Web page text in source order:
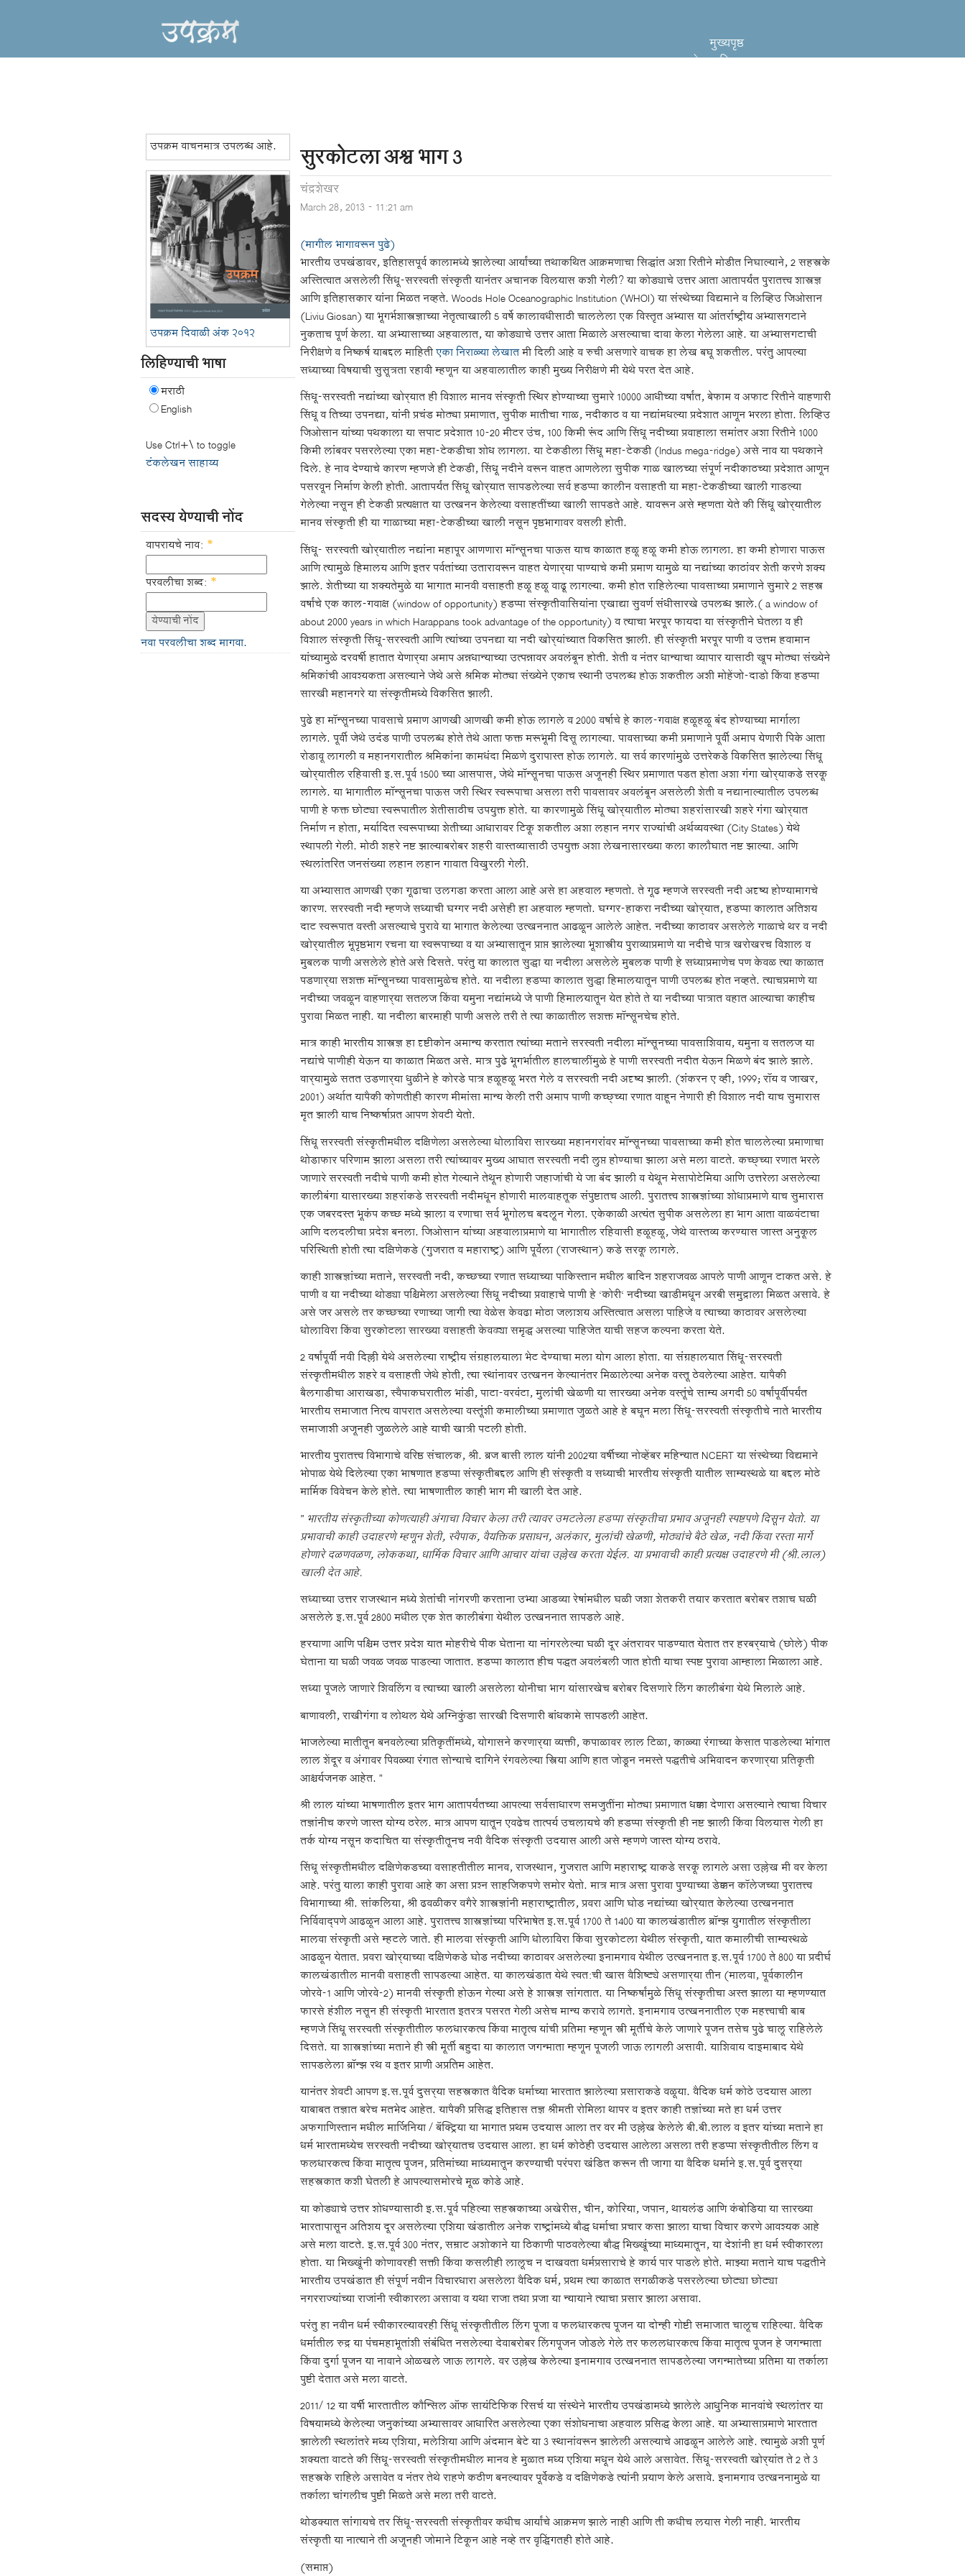
मुख्यपृष्ठ
लेखमालिका
उपक्रम वाचनमात्र उपलब्ध आहे.
उपक्रम दिवाळी अंक २०१२
लिहिण्याची भाषा
मराठी
English
Use Ctrl+\ to toggle
टंकलेखन साहाय्य
सदस्य येण्याची नोंद
वापरायचे नाव: *
परवलीचा शब्द: *
नवा परवलीचा शब्द मागवा.
सुरकोटला अश्व भाग 3
चंद्रशेखर
March 28, 2013 - 11:21 am
(मागील भागावरून पुढे)
भारतीय उपखंडावर, इतिहासपूर्व कालामध्ये झालेल्या आर्यांच्या तथाकथित आक्रमणाचा सिद्धांत अशा रितीने मोडीत निघाल्याने, 2 सहस्त्रके
अस्तित्वात असलेली सिंधू-सरस्वती संस्कृती यानंतर अचानक विलयास कशी गेली? या कोड्याचे उत्तर आता आतापर्यंत पुरातत्त्व शास्त्रज्ञ
आणि इतिहासकार यांना मिळत नव्हते. Woods Hole Oceanographic Institution (WHOI) या संस्थेच्या विद्यमाने व लिव्हिउ जिओसान
(Liviu Giosan) या भूगर्भशास्त्रज्ञाच्या नेतृत्वाखाली 5 वर्षे कालावधीसाठी चाललेला एक विस्तृत अभ्यास या आंतर्राष्ट्रीय अभ्यासगटाने
नुकताच पूर्ण केला. या अभ्यासाच्या अहवालात, या कोड्याचे उत्तर आता मिळाले असल्याचा दावा केला गेलेला आहे. या अभ्यासगटाची
निरीक्षणे व निष्कर्ष याबद्दल माहितीएका निराळ्या लेखातमी दिली आहे व रुची असणारे वाचक हा लेख बघू शकतील. परंतु आपल्या
सध्याच्या विषयाची सुसूत्रता रहावी म्हणून या अहवालातील काही मुख्य निरीक्षणे मी येथे परत देत आहे.
सिंधू-सरस्वती नद्यांच्या खोर्‍यात ही विशाल मानव संस्कृती स्थिर होण्याच्या सुमारे 10000 आधीच्या वर्षांत, बेफाम व अफाट रितीने वाहणारी
सिंधू व तिच्या उपनद्या, यांनी प्रचंड मोठ्या प्रमाणात, सुपीक मातीचा गाळ, नदीकाठ व या नद्यांमधल्या प्रदेशात आणून भरला होता. लिव्हिउ
जिओसान यांच्या पथकाला या सपाट प्रदेशात 10-20 मीटर उंच, 100 किमी रूंद आणि सिंधू नदीच्या प्रवाहाला समांतर अशा रितीने 1000
किमी लांबवर पसरलेल्या एका महा-टेकडीचा शोध लागला. या टेकडीला सिंधू महा-टेकडी (Indus mega-ridge) असे नाव या पथकाने
दिले. हे नाव देण्याचे कारण म्हणजे ही टेकडी, सिंधू नदीने वरून वाहत आणलेला सुपीक गाळ खालच्या संपूर्ण नदीकाठच्या प्रदेशात आणून
पसरवून निर्माण केली होती. आतापर्यंत सिंधू खोर्‍यात सापडलेल्या सर्व हडप्पा कालीन वसाहती या महा-टेकडीच्या खाली गाडल्या
गेलेल्या नसून ही टेकडी प्रत्यक्षात या उत्खनन केलेल्या वसाहतींच्या खाली सापडते आहे. यावरून असे म्हणता येते की सिंधू खोर्‍यातील
मानव संस्कृती ही या गाळाच्या महा-टेकडीच्या खाली नसून पृष्ठभागावर वसली होती.
सिंधू- सरस्वती खोर्‍यातील नद्यांना महापूर आणणारा मॉन्सूनचा पाऊस याच काळात हळू हळू कमी होऊ लागला. हा कमी होणारा पाऊस
आणि त्यामुळे हिमालय आणि इतर पर्वतांच्या उतारावरून वाहत येणार्‍या पाण्याचे कमी प्रमाण यामुळे या नद्यांच्या काठांवर शेती करणे शक्य
झाले. शेतीच्या या शक्यतेमुळे या भागात मानवी वसाहती हळू हळू वाढू लागल्या. कमी होत राहिलेल्या पावसाच्या प्रमाणाने सुमारे 2 सहस्त्र
वर्षांचे एक काल-गवाक्ष (window of opportunity) हडप्पा संस्कृतीवासियांना एखाद्या सुवर्ण संधीसारखे उपलब्ध झाले.( a window of
about 2000 years in which Harappans took advantage of the opportunity) व त्याचा भरपूर फायदा या संस्कृतीने घेतला व ही
विशाल संस्कृती सिंधू-सरस्वती आणि त्यांच्या उपनद्या या नदी खोर्‍यांच्यात विकसित झाली. ही संस्कृती भरपूर पाणी व उत्तम हवामान
यांच्यामुळे दरवर्षी हातात येणार्‍या अमाप अन्नधान्याच्या उत्पन्नावर अवलंबून होती. शेती व नंतर धान्याचा व्यापार यासाठी खूप मोठ्या संख्येने
श्रमिकांची आवश्यकता असल्याने जेथे असे श्रमिक मोठ्या संख्येने एकाच स्थानी उपलब्ध होऊ शकतील अशी मोहेंजो-दाडो किंवा हडप्पा
सारखी महानगरे या संस्कृतीमध्ये विकसित झाली.
पुढे हा मॉन्सूनच्या पावसाचे प्रमाण आणखी आणखी कमी होऊ लागले व 2000 वर्षाचे हे काल-गवाक्ष हळूहळू बंद होण्याच्या मार्गाला
लागले. पूर्वी जेथे उदंड पाणी उपलब्ध होते तेथे आता फक्त मरूभूमी दिसू लागल्या. पावसाच्या कमी प्रमाणाने पूर्वी अमाप येणारी पिके आता
रोडावू लागली व महानगरातील श्रमिकांना कामधंदा मिळणे दुरापास्त होऊ लागले. या सर्व कारणांमुळे उत्तरेकडे विकसित झालेल्या सिंधू
खोर्‍यातील रहिवासी इ.स.पूर्व 1500 च्या आसपास, जेथे मॉन्सूनचा पाऊस अजूनही स्थिर प्रमाणात पडत होता अशा गंगा खोर्‍याकडे सरकू
लागले. या भागातील मॉन्सूनचा पाऊस जरी स्थिर स्वरूपाचा असला तरी पावसावर अवलंबून असलेली शेती व नद्यानाल्यातील उपलब्ध
पाणी हे फक्त छोट्या स्वरूपातील शेतीसाठीच उपयुक्त होते. या कारणामुळे सिंधू खोर्‍यातील मोठ्या शहरांसारखी शहरे गंगा खोर्‍यात
निर्माण न होता, मर्यादित स्वरूपाच्या शेतीच्या आधारावर टिकू शकतील अशा लहान नगर राज्यांची अर्थव्यवस्था (City States) येथे
स्थापली गेली. मोठी शहरे नष्ट झाल्याबरोबर शहरी वास्तव्यासाठी उपयुक्त अशा लेखनासारख्या कला कालौघात नष्ट झाल्या. आणि
स्थलांतरित जनसंख्या लहान लहान गावात विखुरली गेली.
या अभ्यासात आणखी एका गूढाचा उलगडा करता आला आहे असे हा अहवाल म्हणतो. ते गूढ म्हणजे सरस्वती नदी अदृष्य होण्यामागचे
कारण. सरस्वती नदी म्हणजे सध्याची घग्गर नदी असेही हा अहवाल म्हणतो. घग्गर-हाकरा नदीच्या खोर्‍यात, हडप्पा कालात अतिशय
दाट स्वरूपात वस्ती असल्याचे पुरावे या भागात केलेल्या उत्खननात आढळून आलेले आहेत. नदीच्या काठावर असलेले गाळाचे थर व नदी
खोर्‍यातील भूपृष्ठभाग रचना या स्वरूपाच्या व या अभ्यासातून प्राप्त झालेल्या भूशास्त्रीय पुराव्याप्रमाणे या नदीचे पात्र खरोखरच विशाल व
मुबलक पाणी असलेले होते असे दिसते. परंतु या कालात सुद्धा या नदीला असलेले मुबलक पाणी हे सध्याप्रमाणेच पण केवळ त्या काळात
पडणार्‍या सशक्त मॉन्सूनच्या पावसामुळेच होते. या नदीला हडप्पा कालात सुद्धा हिमालयातून पाणी उपलब्ध होत नव्हते. त्याचप्रमाणे या
नदीच्या जवळून वाहणार्‍या सतलज किंवा यमुना नद्यांमध्ये जे पाणी हिमालयातून येत होते ते या नदीच्या पात्रात वहात आल्याचा काहीच
पुरावा मिळत नाही. या नदीला बारमाही पाणी असले तरी ते त्या काळातील सशक्त मॉन्सूनचेच होते.
मात्र काही भारतीय शास्त्रज्ञ हा दृष्टीकोन अमान्य करतात त्यांच्या मताने सरस्वती नदीला मॉन्सूनच्या पावसाशिवाय, यमुना व सतलज या
नद्यांचे पाणीही येऊन या काळात मिळत असे. मात्र पुढे भूगर्भातील हालचालींमुळे हे पाणी सरस्वती नदीत येऊन मिळणे बंद झाले झाले.
वार्‍यामुळे सतत उडणार्‍या धुळीने हे कोरडे पात्र हळूहळू भरत गेले व सरस्वती नदी अदृष्य झाली. (शंकरन ए व्ही, 1999; रॉय व जाखर,
2001) अर्थात यापैकी कोणतीही कारण मीमांसा मान्य केली तरी अमाप पाणी कच्छ्च्या रणात वाहून नेणारी ही विशाल नदी याच सुमारास
मृत झाली याच निष्कर्षाप्रत आपण शेवटी येतो.
सिंधू सरस्वती संस्कृतीमधील दक्षिणेला असलेल्या धोलाविरा सारख्या महानगरांवर मॉन्सूनच्या पावसाच्या कमी होत चाललेल्या प्रमाणाचा
थोडाफार परिणाम झाला असला तरी त्यांच्यावर मुख्य आघात सरस्वती नदी लुप्त होण्याचा झाला असे मला वाटते. कच्छ्च्या रणात भरले
जाणारे सरस्वती नदीचे पाणी कमी होत गेल्याने तेथून होणारी जहाजांची ये जा बंद झाली व येथून मेसापोटेमिया आणि उत्तरेला असलेल्या
कालीबंगा यासारख्या शहरांकडे सरस्वती नदीमधून होणारी मालवाहतूक संपुष्टातच आली. पुरातत्त्व शास्त्रज्ञांच्या शोधाप्रमाणे याच सुमारास
एक जबरदस्त भूकंप कच्छ मध्ये झाला व रणाचा सर्व भूगोलच बदलून गेला. एकेकाळी अत्यंत सुपीक असलेला हा भाग आता वाळवंटाचा
आणि दलदलीचा प्रदेश बनला. जिओसान यांच्या अहवालाप्रमाणे या भागातील रहिवासी हळूहळू, जेथे वास्तव्य करण्यास जास्त अनुकूल
परिस्थिती होती त्या दक्षिणेकडे (गुजरात व महाराष्ट्र) आणि पूर्वेला (राजस्थान) कडे सरकू लागले.
काही शास्त्रज्ञांच्या मताने, सरस्वती नदी, कच्छच्या रणात सध्याच्या पाकिस्तान मधील बादिन शहराजवळ आपले पाणी आणून टाकत असे. हे
पाणी व या नदीच्या थोड्या पश्चिमेला असलेल्या सिंधू नदीच्या प्रवाहाचे पाणी हे ‘कोरी‘ नदीच्या खाडीमधून अरबी समुद्राला मिळत असावे. हे
असे जर असले तर कच्छच्या रणाच्या जागी त्या वेळेस केवढा मोठा जलाशय अस्तित्वात असला पाहिजे व त्याच्या काठावर असलेल्या
धोलाविरा किंवा सुरकोटला सारख्या वसाहती केवढ्या समृद्ध असल्या पाहिजेत याची सहज कल्पना करता येते.
2 वर्षांपूर्वी नवी दिल्ली येथे असलेल्या राष्ट्रीय संग्रहालयाला भेट देण्याचा मला योग आला होता. या संग्रहालयात सिंधू-सरस्वती
संस्कृतीमधील शहरे व वसाहती जेथे होती, त्या स्थांनावर उत्खनन केल्यानंतर मिळालेल्या अनेक वस्तू ठेवलेल्या आहेत. यापैकी
बैलगाडीचा आराखडा, स्वैपाकघरातील भांडी, पाटा-वरवंटा, मुलांची खेळणी या सारख्या अनेक वस्तूंचे साम्य अगदी 50 वर्षांपूर्वीपर्यंत
भारतीय समाजात नित्य वापरात असलेल्या वस्तूंशी कमालीच्या प्रमाणात जुळते आहे हे बघून मला सिंधू-सरस्वती संस्कृतीचे नाते भारतीय
समाजाशी अजूनही जुळलेले आहे याची खात्री पटली होती.
भारतीय पुरातत्त्व विभागाचे वरिष्ठ संचालक, श्री. ब्रज बासी लाल यांनी 2002या वर्षीच्या नोव्हेंबर महिन्यात NCERT या संस्थेच्या विद्यमाने
भोपाळ येथे दिलेल्या एका भाषणात हडप्पा संस्कृतीबद्दल आणि ही संस्कृती व सध्याची भारतीय संस्कृती यातील साम्यस्थळे या बद्दल मोठे
मार्मिक विवेचन केले होते. त्या भाषणातील काही भाग मी खाली देत आहे.
” भारतीय संस्कृतीच्या कोणत्याही अंगाचा विचार केला तरी त्यावर उमटलेला हडप्पा संस्कृतीचा प्रभाव अजूनही स्पष्टपणे दिसून येतो. या
प्रभावाची काही उदाहरणे म्हणून शेती, स्वैपाक, वैयक्तिक प्रसाधन, अलंकार, मुलांची खेळणी, मोठ्यांचे बैठे खेळ, नदी किंवा रस्ता मार्गे
होणारे दळणवळण, लोककथा, धार्मिक विचार आणि आचार यांचा उल्लेख करता येईल. या प्रभावाची काही प्रत्यक्ष उदाहरणे मी (श्री.लाल)
खाली देत आहे.
सध्याच्या उत्तर राजस्थान मध्ये शेतांची नांगरणी करताना उभ्या आडव्या रेषांमधील घळी जशा शेतकरी तयार करतात बरोबर तशाच घळी
असलेले इ.स.पूर्व 2800 मधील एक शेत कालीबंगा येथील उत्खननात सापडले आहे.
हरयाणा आणि पश्चिम उत्तर प्रदेश यात मोहरीचे पीक घेताना या नांगरलेल्या घळी दूर अंतरावर पाडण्यात येतात तर हरबर्‍याचे (छोले) पीक
घेताना या घळी जवळ जवळ पाडल्या जातात. हडप्पा कालात हीच पद्धत अवलंबली जात होती याचा स्पष्ट पुरावा आम्हाला मिळाला आहे.
सध्या पूजले जाणारे शिवलिंग व त्याच्या खाली असलेला योनीचा भाग यांसारखेच बरोबर दिसणारे लिंग कालीबंगा येथे मिलाले आहे.
बाणावली, राखीगंगा व लोथल येथे अग्निकुंडा सारखी दिसणारी बांधकामे सापडली आहेत.
भाजलेल्या मातीतून बनवलेल्या प्रतिकृतींमध्ये, योगासने करणार्‍या व्यक्ती, कपाळावर लाल टिळा, काळ्या रंगाच्या केसात पाडलेल्या भांगात
लाल शेंदूर व अंगावर पिवळ्या रंगात सोन्याचे दागिने रंगवलेल्या स्त्रिया आणि हात जोडून नमस्ते पद्धतीचे अभिवादन करणार्‍या प्रतिकृती
आश्चर्यजनक आहेत. ”
श्री लाल यांच्या भाषणातील इतर भाग आतापर्यंतच्या आपल्या सर्वसाधारण समजुतींना मोठ्या प्रमाणात धक्का देणारा असल्याने त्याचा विचार
तज्ञांनीच करणे जास्त योग्य ठरेल. मात्र आपण यातून एवढेच तात्पर्य उचलायचे की हडप्पा संस्कृती ही नष्ट झाली किंवा विलयास गेली हा
तर्क योग्य नसून कदाचित या संस्कृतीतूनच नवी वैदिक संस्कृती उदयास आली असे म्हणणे जास्त योग्य ठरावे.
सिंधू संस्कृतीमधील दक्षिणेकडच्या वसाहतीतील मानव, राजस्थान, गुजरात आणि महाराष्ट्र याकडे सरकू लागले असा उल्लेख मी वर केला
आहे. परंतु याला काही पुरावा आहे का असा प्रश्न साहजिकपणे समोर येतो. मात्र मात्र असा पुरावा पुण्याच्या डेक्कन कॉलेजच्या पुरातत्त्व
विभागाच्या श्री. सांकलिया, श्री ढवळीकर वगैरे शास्त्रज्ञांनी महाराष्ट्रातील, प्रवरा आणि घोड नद्यांच्या खोर्‍यात केलेल्या उत्खननात
निर्विवाद्पणे आढळून आला आहे. पुरातत्त्व शास्त्रज्ञांच्या परिभाषेत इ.स.पूर्व 1700 ते 1400 या कालखंडातील ब्रॉन्झ युगातील संस्कृतीला
मालवा संस्कृती असे म्हटले जाते. ही मालवा संस्कृती आणि धोलाविरा किंवा सुरकोटला येथील संस्कृती, यात कमालीची साम्यस्थळे
आढळून येतात. प्रवरा खोर्‍याच्या दक्षिणेकडे घोड नदीच्या काठावर असलेल्या इनामगाव येथील उत्खननात इ.स.पूर्व 1700 ते 800 या प्रदीर्घ
कालखंडातील मानवी वसाहती सापडल्या आहेत. या कालखंडात येथे स्वत:ची खास वैशिष्ट्ये असणार्‍या तीन (मालवा, पूर्वकालीन
जोरवे-1 आणि जोरवे-2) मानवी संस्कृती होऊन गेल्या असे हे शास्त्रज्ञ सांगतात. या निष्कर्षांमुळे सिंधू संस्कृतीचा अस्त झाला या म्हणण्यात
फारसे हंशील नसून ही संस्कृती भारतात इतरत्र पसरत गेली असेच मान्य करावे लागते. इनामगाव उत्खननातील एक महत्त्वाची बाब
म्हणजे सिंधू सरस्वती संस्कृतीतील फलधारकत्व किंवा मातृत्व यांची प्रतिमा म्हणून स्त्री मूर्तीचे केले जाणारे पूजन तसेच पुढे चालू राहिलेले
दिसते. या शास्त्रज्ञांच्या मताने ही स्त्री मूर्ती बहुदा या कालात जगन्माता म्हणून पूजली जाऊ लागली असावी. याशिवाय दाइमाबाद येथे
सापडलेला ब्रॉन्झ रथ व इतर प्राणी अप्रतिम आहेत.
यानंतर शेवटी आपण इ.स.पूर्व दुसर्‍या सहस्त्रकात वैदिक धर्माच्या भारतात झालेल्या प्रसाराकडे वळूया. वैदिक धर्म कोठे उदयास आला
याबाबत तज्ञात बरेच मतभेद आहेत. यापैकी प्रसिद्ध इतिहास तज्ञ श्रीमती रोमिला थापर व इतर काही तज्ञांच्या मते हा धर्म उत्तर
अफगाणिस्तान मधील मार्जिनिया / बॅक्ट्रिया या भागात प्रथम उदयास आला तर वर मी उल्लेख केलेले बी.बी.लाल व इतर यांच्या मताने हा
धर्म भारतामध्येच सरस्वती नदीच्या खोर्‍यातच उदयास आला. हा धर्म कोठेही उदयास आलेला असला तरी हडप्पा संस्कृतीतील लिंग व
फलधारकत्व किंवा मातृत्व पूजन, प्रतिमांच्या माध्यमातून करण्याची परंपरा खंडित करून ती जागा या वैदिक धर्माने इ.स.पूर्व दुसर्‍या
सहस्त्रकात कशी घेतली हे आपल्यासमोरचे मूळ कोडे आहे.
या कोड्याचे उत्तर शोधण्यासाठी इ.स.पूर्व पहिल्या सहस्त्रकाच्या अखेरीस, चीन, कोरिया, जपान, थायलंड आणि कंबोडिया या सारख्या
भारतापासून अतिशय दूर असलेल्या एशिया खंडातील अनेक राष्ट्रांमध्ये बौद्ध धर्माचा प्रचार कसा झाला याचा विचार करणे आवश्यक आहे
असे मला वाटते. इ.स.पूर्व 300 नंतर, सम्राट अशोकाने या ठिकाणी पाठवलेल्या बौद्ध भिख्खूंच्या माध्यमातून, या देशांनी हा धर्म स्वीकारला
होता. या भिख्खूंनी कोणावरही सक्ती किंवा कसलीही लालूच न दाखवता धर्मप्रसाराचे हे कार्य पार पाडले होते. माझ्या मताने याच पद्धतीने
भारतीय उपखंडात ही संपूर्ण नवीन विचारधारा असलेला वैदिक धर्म, प्रथम त्या काळात सगळीकडे पसरलेल्या छोट्या छोट्या
नगरराज्यांच्या राजांनी स्वीकारला असावा व यथा राजा तथा प्रजा या न्यायाने त्याचा प्रसार झाला असावा.
परंतु हा नवीन धर्म स्वीकारल्यावरही सिंधू संस्कृतीतील लिंग पूजा व फलधारकत्व पूजन या दोन्ही गोष्टी समाजात चालूच राहिल्या. वैदिक
धर्मातील रुद्र या पंचमहाभूतांशी संबंधित नसलेल्या देवाबरोबर लिंगपूजन जोडले गेले तर फललधारकत्व किंवा मातृत्व पूजन हे जगन्माता
किंवा दुर्गा पूजन या नावाने ओळखले जाऊ लागले. वर उल्लेख केलेल्या इनामगाव उत्खननात सापडलेल्या जगन्मातेच्या प्रतिमा या तर्काला
पुष्टी देतात असे मला वाटते.
2011/ 12 या वर्षी भारतातील कौन्सिल ऑफ सायंटिफिक रिसर्च या संस्थेने भारतीय उपखंडामध्ये झालेले आधुनिक मानवांचे स्थलांतर या
विषयामध्ये केलेल्या जनुकांच्या अभ्यासावर आधारित असलेल्या एका संशोधनाचा अहवाल प्रसिद्ध केला आहे. या अभ्यासाप्रमाणे भारतात
झालेली स्थलांतरे मध्य एशिया, मलेशिया आणि अंदमान बेटे या 3 स्थानांवरून झालेली असल्याचे आढळून आलेले आहे. त्यामुळे अशी पूर्ण
शक्यता वाटते की सिंधू-सरस्वती संस्कृतीमधील मानव हे मुळात मध्य एशिया मधून येथे आले असावेत. सिंधू-सरस्वती खोर्‍यांत ते 2 ते 3
सहस्त्रके राहिले असावेत व नंतर तेथे राहणे कठीण बनल्यावर पूर्वेकडे व दक्षिणेकडे त्यांनी प्रयाण केले असावे. इनामगाव उत्खननामुळे या
तर्काला चांगलीच पुष्टी मिळते असे मला तरी वाटते.
थोडक्यात सांगायचे तर सिंधू-सरस्वती संस्कृतीवर कधीच आर्यांचे आक्रमण झाले नाही आणि ती कधीच लयास गेली नाही. भारतीय
संस्कृती या नात्याने ती अजूनही जोमाने टिकून आहे नव्हे तर वृद्धिंगतही होते आहे.
(समाप्त)